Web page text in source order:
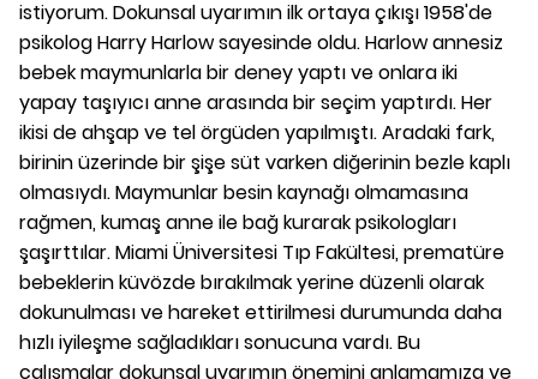
istiyorum. Dokunsal uyarımın ilk ortaya çıkışı 1958'de
psikolog Harry Harlow sayesinde oldu. Harlow annesiz
bebek maymunlarla bir deney yaptı ve onlara iki
yapay taşıyıcı anne arasında bir seçim yaptırdı. Her
ikisi de ahşap ve tel örgüden yapılmıştı. Aradaki fark,
birinin üzerinde bir şişe süt varken diğerinin bezle kaplı
olmasıydı. Maymunlar besin kaynağı olmamasına
rağmen, kumaş anne ile bağ kurarak psikologları
şaşırttılar. Miami Üniversitesi Tıp Fakültesi, prematüre
bebeklerin küvözde bırakılmak yerine düzenli olarak
dokunulması ve hareket ettirilmesi durumunda daha
hızlı iyileşme sağladıkları sonucuna vardı. Bu
çalışmalar dokunsal uyarımın önemini anlamamıza ve